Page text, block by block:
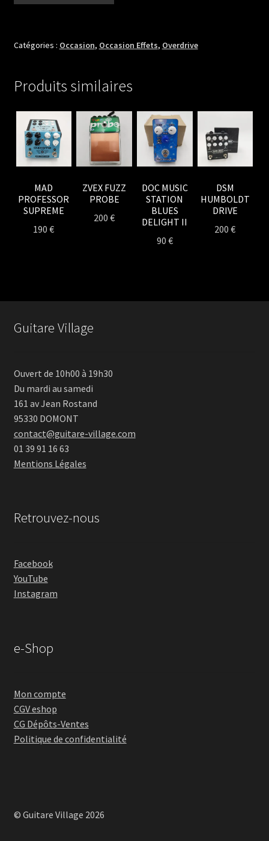
CLONE
RAY
Catégories : Occasion, Occasion Effets, Overdrive
Produits similaires
MAD
PROFESSOR
SUPREME
190€
ZVEX FUZZ
PROBE
200€
DOC MUSIC
STATION
BLUES
DELIGHT II
90 €
DSM
HUMBOLDT
DRIVE
200€
Guitare Village
Ouvert de 10h00 à 19h30
Du mardi au samedi
161 av Jean Rostand
95330 DOMONT
contact@guitare-village.com
01 39 91 16 63
Mentions Légales
Retrouvez-nous
Facebook
YouTube
Instagram
e-Shop
Mon compte
CGV eshop
CG Dépôts-Ventes
Politique de confidentialité
© Guitare Village 2026